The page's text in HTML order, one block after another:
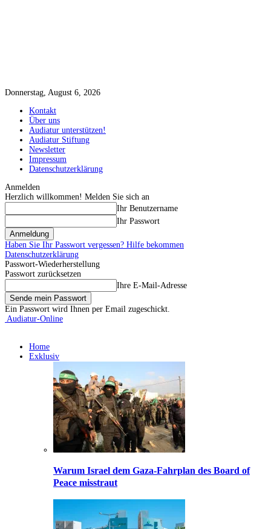
Donnerstag, August 6, 2026
Kontakt
Über uns
Audiatur unterstützen!
Audiatur Stiftung
Newsletter
Impressum
Datenschutzerklärung
Anmelden
Herzlich willkommen! Melden Sie sich an
Ihr Benutzername
Ihr Passwort
Haben Sie Ihr Passwort vergessen? Hilfe bekommen
Datenschutzerklärung
Passwort-Wiederherstellung
Passwort zurücksetzen
Ihre E-Mail-Adresse
Ein Passwort wird Ihnen per Email zugeschickt.
Audiatur-Online
Home
Exklusiv
Warum Israel dem Gaza-Fahrplan des Board of
Peace misstraut